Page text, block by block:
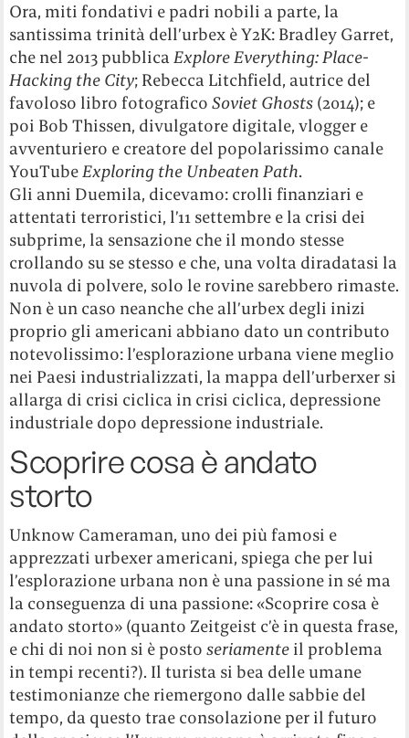
Ora, miti fondativi e padri nobili a parte, la
santissima trinità dell’urbex è Y2K: Bradley Garret,
che nel 2013 pubblicaExplore Everything: Place-
Hacking the City; Rebecca Litchfield, autrice del
favoloso libro fotograficoSoviet Ghosts (2014); e
poi Bob Thissen, divulgatore digitale, vlogger e
avventuriero e creatore del popolarissimo canale
YouTubeExploring the Unbeaten Path.
Gli anni Duemila, dicevamo: crolli finanziari e
attentati terroristici, l’11 settembre e la crisi dei
subprime, la sensazione che il mondo stesse
crollando su se stesso e che, una volta diradatasi la
nuvola di polvere, solo le rovine sarebbero rimaste.
Non è un caso neanche che all’urbex degli inizi
proprio gli americani abbiano dato un contributo
notevolissimo: l’esplorazione urbana viene meglio
nei Paesi industrializzati, la mappa dell’urberxer si
allarga di crisi ciclica in crisi ciclica, depressione
industriale dopo depressione industriale.
Scoprire cosa è andato
storto
Unknow Cameraman, uno dei più famosi e
apprezzati urbexer americani, spiega che per lui
l’esplorazione urbana non è una passione in sé ma
la conseguenza di una passione: «Scoprire cosa è
andato storto» (quanto Zeitgeist c’è in questa frase,
e chi di noi non si è postoseriamente il problema
in tempi recenti?). Il turista si bea delle umane
testimonianze che riemergono dalle sabbie del
tempo, da questo trae consolazione per il futuro